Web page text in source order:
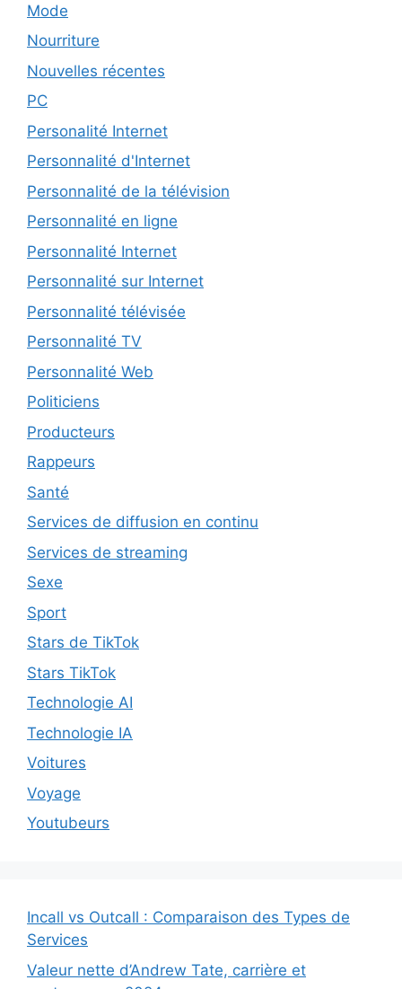
Mode
Nourriture
Nouvelles récentes
PC
Personalité Internet
Personnalité d'Internet
Personnalité de la télévision
Personnalité en ligne
Personnalité Internet
Personnalité sur Internet
Personnalité télévisée
Personnalité TV
Personnalité Web
Politiciens
Producteurs
Rappeurs
Santé
Services de diffusion en continu
Services de streaming
Sexe
Sport
Stars de TikTok
Stars TikTok
Technologie AI
Technologie IA
Voitures
Voyage
Youtubeurs
Incall vs Outcall : Comparaison des Types de
Services
Valeur nette d’Andrew Tate, carrière et